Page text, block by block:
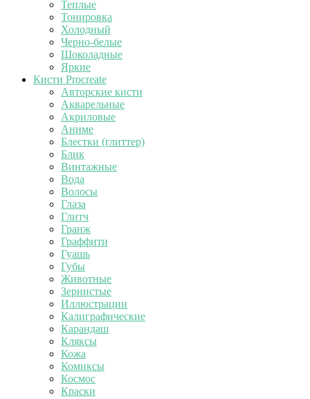
Теплые
Тонировка
Холодный
Черно-белые
Шоколадные
Яркие
Кисти Procreate
Авторские кисти
Акварельные
Акриловые
Аниме
Блестки (глиттер)
Блик
Винтажные
Вода
Волосы
Глаза
Глитч
Гранж
Граффити
Гуашь
Губы
Животные
Зернистые
Иллюстрации
Калиграфические
Карандаш
Кляксы
Кожа
Комиксы
Космос
Краски